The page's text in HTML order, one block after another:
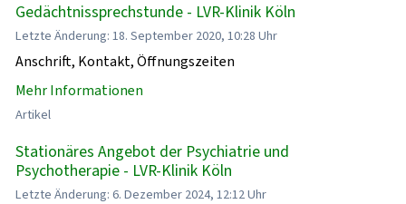
Gedächtnissprechstunde - LVR-Klinik Köln
Letzte Änderung: 18. September 2020, 10:28 Uhr
Anschrift, Kontakt, Öffnungszeiten
Mehr Informationen
Artikel
Stationäres Angebot der Psychiatrie und
Psychotherapie - LVR-Klinik Köln
Letzte Änderung: 6. Dezember 2024, 12:12 Uhr